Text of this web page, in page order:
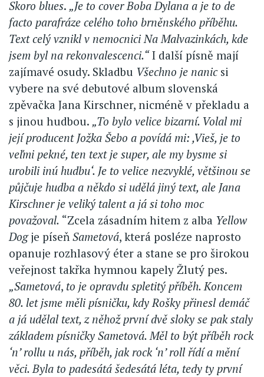
Skoro blues. „Je to cover Boba Dylana a je to de
facto parafráze celého toho brněnského příběhu.
Text celý vznikl v nemocnici Na Malvazinkách, kde
jsem byl na rekonvalescenci.“I další písně mají
zajímavé osudy. Skladbu Všechno je nanicsi
vybere na své debutové album slovenská
zpěvačka Jana Kirschner, nicméně v překladu a
s jinou hudbou. „To bylo velice bizarní. Volal mi
její producent Jožka Šebo a povídá mi: ,Vieš, je to
veľmi pekné, ten text je super, ale my bysme si
urobili inú hudbu‘. Je to velice nezvyklé, většinou se
půjčuje hudba a někdo si udělá jiný text, ale Jana
Kirschner je veliký talent a já si toho moc
považoval. “Zcela zásadním hitem z alba Yellow
Dogje píseň Sametová, která posléze naprosto
opanuje rozhlasový éter a stane se pro širokou
veřejnost takřka hymnou kapely Žlutý pes.
„Sametová, to je opravdu spletitý příběh. Koncem
80. let jsme měli písničku, kdy Rošky přinesl demáč
a já udělal text, z něhož první dvě sloky se pak staly
základem písničky Sametová. Měl to být příběh rock
‘n’ rollu u nás, příběh, jak rock ‘n’ roll řídí a mění
věci. Byla to padesátá šedesátá léta, tedy ty první